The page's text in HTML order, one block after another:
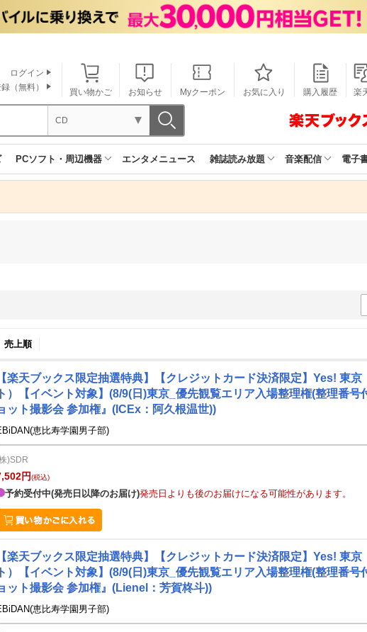
買い物かご お知らせ Myクーポン お気に入り 購入履歴
楽
ログイン
（無料）
CD
PCソフト・周辺機器 エンタメニュース 雑誌読み放題 音楽配信 電子
2026 年 7 月 2026 8月 2026年9月 2026
売上順
【楽天ブックス限定抽選特典】【クレジットカード決済限定】Yes! 東
ト）【イベント対象】(8/9(日)東京_優先観覧エリア入場整理権(整理番
ット撮影会 参加権』(ICEx：阿久根温世))
恵比寿学園男子部)
)SDR
円(税込)
予約受付中(発売日以降のお届け)発売日よりも後のお届けになる可能性があります。
【楽天ブックス限定抽選特典】【クレジットカード決済限定】Yes! 東
ト）【イベント対象】(8/9(日)東京_優先観覧エリア入場整理権(整理番
ット撮影会 参加権』(Lienel：芳賀柊斗))
恵比寿学園男子部)